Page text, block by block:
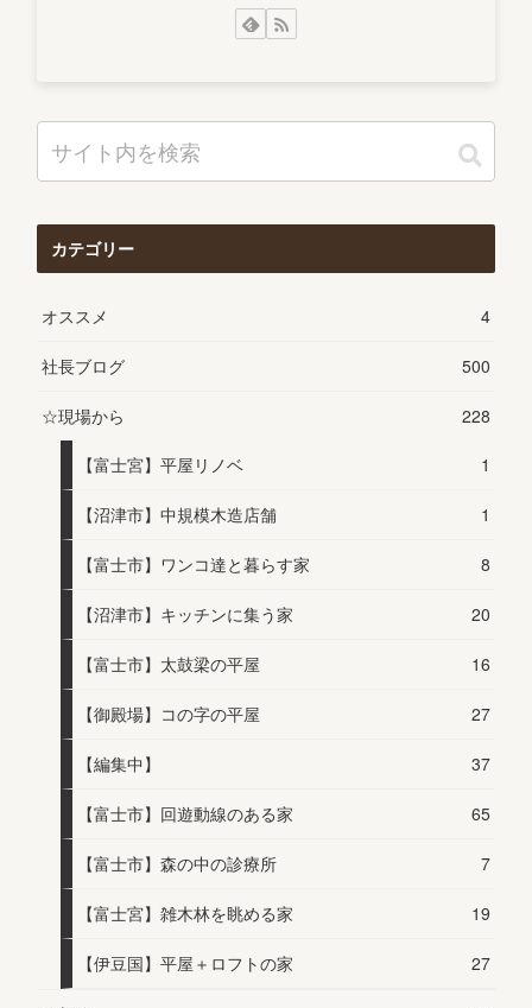
カテゴリー
オススメ 4
社長ブログ 500
☆現場から 228
【富士宮】平屋リノベ 1
【沼津市】中規模木造店舗 1
【富士市】ワンコ達と暮らす家 8
【沼津市】キッチンに集う家 20
【富士市】太鼓梁の平屋 16
【御殿場】コの字の平屋 27
【編集中】 37
【富士市】回遊動線のある家 65
【富士市】森の中の診療所 7
【富士宮】雑木林を眺める家 19
【伊豆国】平屋＋ロフトの家 27